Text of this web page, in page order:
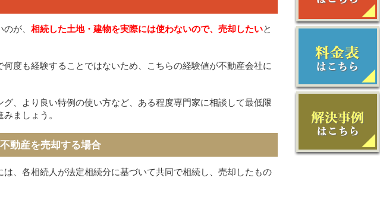
が、 相続した土地・建物を実際には使わないので、売却したいと
度も経験することではないため、こちらの経験値が不動産会社に
、より良い特例の使い方など、ある程度専門家に相談して最低限
ましょう。
動産を売却する場合
は、各相続人が法定相続分に基づいて共同で相続し、売却したもの